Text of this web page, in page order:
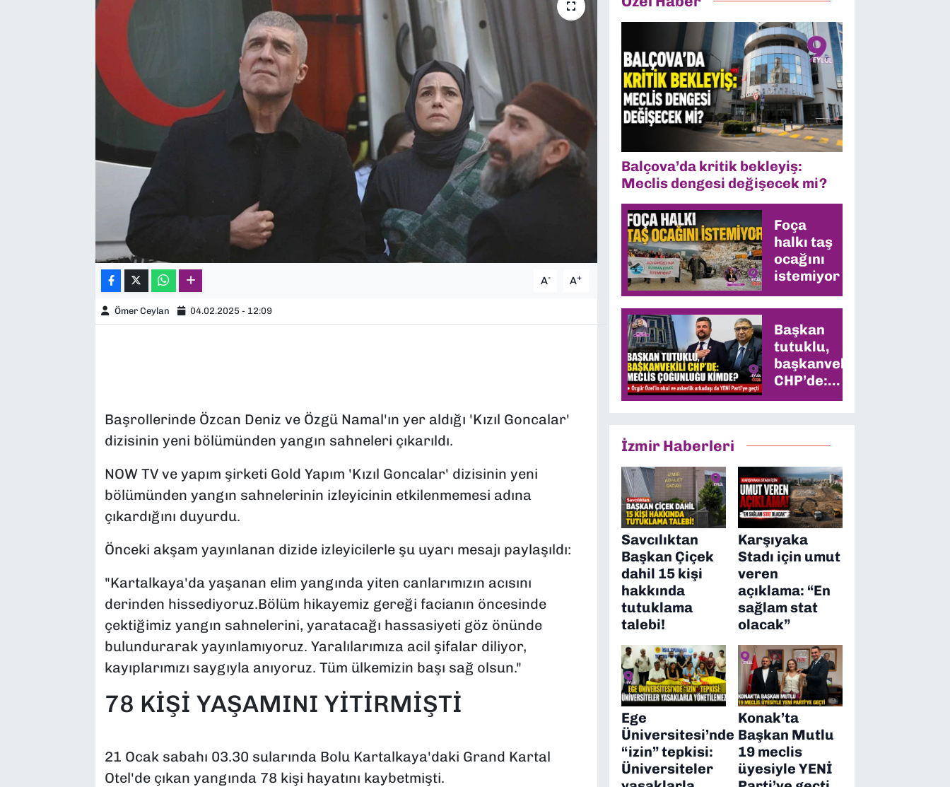
A- A+
Ömer Ceylan 04.02.2025 - 12:09
Başrollerinde Özcan Deniz ve Özgü Namal'ın yer aldığı 'Kızıl Goncalar'
dizisinin yeni bölümünden yangın sahneleri çıkarıldı.
NOW TV ve yapım şirketi Gold Yapım 'Kızıl Goncalar' dizisinin yeni
bölümünden yangın sahnelerinin izleyicinin etkilenmemesi adına
çıkardığını duyurdu.
Önceki akşam yayınlanan dizide izleyicilerle şu uyarı mesajı paylaşıldı:
"Kartalkaya'da yaşanan elim yangında yiten canlarımızın acısını
derinden hissediyoruz.Bölüm hikayemiz gereği facianın öncesinde
çektiğimiz yangın sahnelerini, yaratacağı hassasiyeti göz önünde
bulundurarak yayınlamıyoruz. Yaralılarımıza acil şifalar diliyor,
kayıplarımızı saygıyla anıyoruz. Tüm ülkemizin başı sağ olsun."
78 KİŞİ YAŞAMINI YİTİRMİŞTİ
21 Ocak sabahı 03.30 sularında Bolu Kartalkaya'daki Grand Kartal
Otel'de çıkan yangında 78 kişi hayatını kaybetmişti.
Balçova’da kritik bekleyiş:
Meclis dengesi değişecek mi?
Foça
halkı taş
ocağını
istemiyor
Başkan
tutuklu,
başkanvekili
CHP’de:
Meclis
İzmir Haberleri
Savcılıktan
Başkan Çiçek
dahil 15 kişi
hakkında
tutuklama
talebi!
Karşıyaka
Stadı için umut
veren
açıklama: “En
sağlam stat
olacak”
Ege
Üniversitesi’nde
“izin” tepkisi:
Üniversiteler
Konak’ta
Başkan Mutlu
19 meclis
üyesiyle YENİ
YEREL YÖNETİMLER